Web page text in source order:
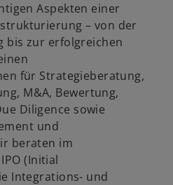
Aspekten einer
– von der
bis zur erfolgreichen
für Strategieberatung,
M&A, Bewertung,
Diligence sowie
und
beraten im
(Initial
Integrations- und